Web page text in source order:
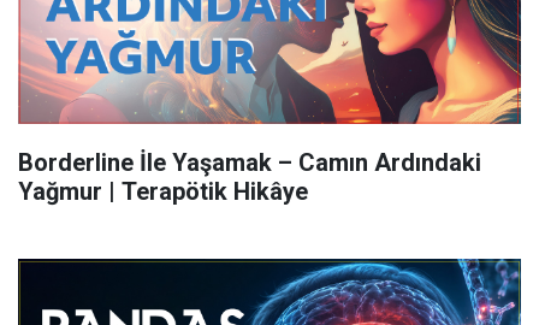
Borderline İle Yaşamak – Camın Ardındaki
Yağmur | Terapötik Hikâye